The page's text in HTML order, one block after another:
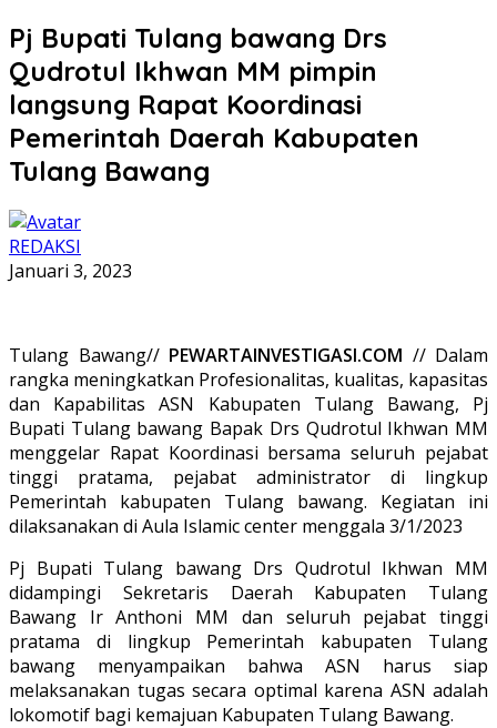
Pj Bupati Tulang bawang Drs
Qudrotul Ikhwan MM pimpin
langsung Rapat Koordinasi
Pemerintah Daerah Kabupaten
Tulang Bawang
REDAKSI
Januari 3, 2023
Tulang Bawang// PEWARTAINVESTIGASI.COM // Dalam
rangka meningkatkan Profesionalitas, kualitas, kapasitas
dan Kapabilitas ASN Kabupaten Tulang Bawang, Pj
Bupati Tulang bawang Bapak Drs Qudrotul Ikhwan MM
menggelar Rapat Koordinasi bersama seluruh pejabat
tinggi pratama, pejabat administrator di lingkup
Pemerintah kabupaten Tulang bawang. Kegiatan ini
dilaksanakan di Aula Islamic center menggala 3/1/2023
Pj Bupati Tulang bawang Drs Qudrotul Ikhwan MM
didampingi Sekretaris Daerah Kabupaten Tulang
Bawang Ir Anthoni MM dan seluruh pejabat tinggi
pratama di lingkup Pemerintah kabupaten Tulang
bawang menyampaikan bahwa ASN harus siap
melaksanakan tugas secara optimal karena ASN adalah
lokomotif bagi kemajuan Kabupaten Tulang Bawang.